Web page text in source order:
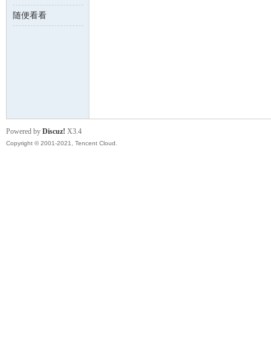
随便看看
Powered by Discuz! X3.4
Copyright © 2001-2021, Tencent Cloud.